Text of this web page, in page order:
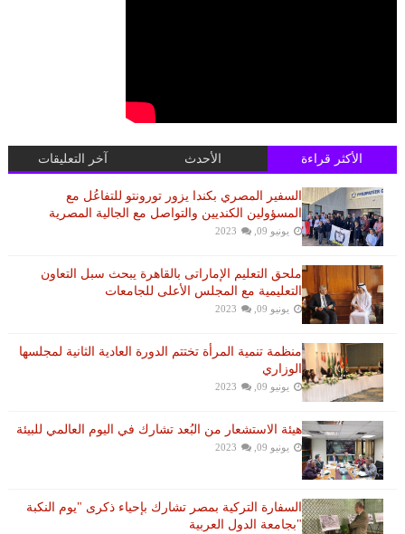
الأكثر قراءة الأحدث آخر التعليقات
السفير المصري بكندا يزور تورونتو للتفاعُل مع
المسؤولين الكنديين والتواصل مع الجالية المصرية
يونيو 09, 2023
ملحق التعليم الإماراتى بالقاهرة يبحث سبل التعاون
التعليمية مع المجلس الأعلى للجامعات
يونيو 09, 2023
منظمة تنمية المرأة تختتم الدورة العادية الثانية لمجلسها
الوزاري
يونيو 09, 2023
هيئة الاستشعار من البُعد تشارك في اليوم العالمي للبيئة
يونيو 09, 2023
السفارة التركية بمصر تشارك بإحياء ذكرى "يوم النكبة
"بجامعة الدول العربية